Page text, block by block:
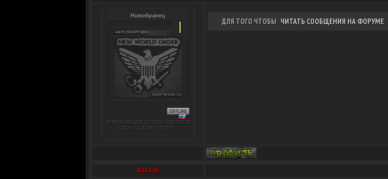
Новобранец
ИНФОРМАЦИЯ О ПОЛЬЗОВАТЕЛЕ
СКРЫТА ДЛЯ ГОСТЕЙ.
ДЛЯ ТОГО ЧТОБЫ ЧИТАТЬ СООБЩЕНИЯ НА ФОРУМЕ
S3kToR